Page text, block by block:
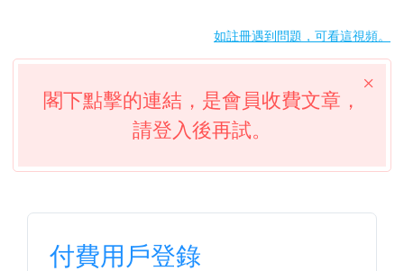
如註冊遇到問題，可看這視頻。
閣下點擊的連結，是會員收費文章，
請登入後再試。
付費用戶登錄